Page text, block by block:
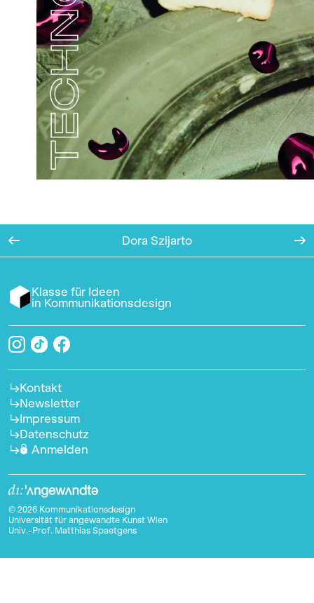
Dora Szijarto
Klasse für Ideen
in Kommunikationsdesign
Kontakt
Newsletter
Impressum
Datenschutz
Anmelden
© 2026 Kommunikationsdesign
Universität für angewandte Kunst Wien
Univ.-Prof. Matthias Spaetgens